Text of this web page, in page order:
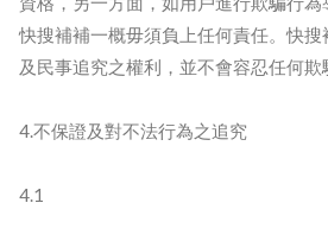
快搜補補一概毋須負上任何責任。快
及民事追究之權利，並不會容忍任何欺
4.不保證及對不法行為之追究
4.1